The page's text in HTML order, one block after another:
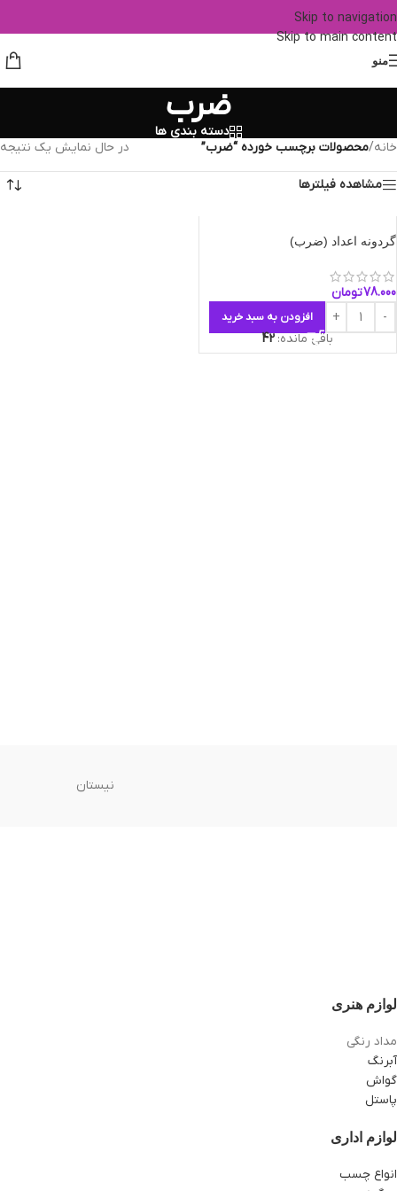
Skip to navigation
Skip to main content
منو
ضرب
دسته بندی ها
خانه/محصولات برچسب خورده “ضرب” در حال نمایش یک نتیجه
مشاهده فیلترها
گردونه اعداد (ضرب)
78.000تومان
افزودن به سبد خرید
باقی مانده:42
نیستان
لوازم هنری
مداد رنگی
آبرنگ
گواش
پاستل
لوازم اداری
انواع چسب